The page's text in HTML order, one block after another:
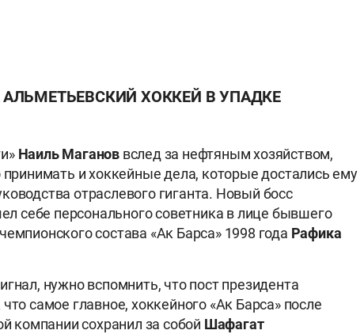
ХОККЕЙ В УПАДКЕ
Наиль Маганов вслед за нефтяным хозяйством,
принимать и хоккейные дела, которые достались ему
отраслевого гиганта. Новый босс
себе персонального советника в лице бывшего
состава «Ак Барса» 1998 года Рафика
нужно вспомнить, что пост президента
самое главное, хоккейного «Ак Барса» после
компании сохранил за собой Шафагат